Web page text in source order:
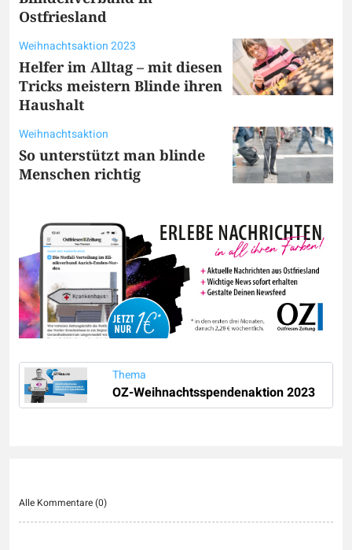
Ostfriesland
Weihnachtsaktion 2023
Helfer im Alltag – mit diesen
Tricks meistern Blinde ihren
Haushalt
Weihnachtsaktion
So unterstützt man blinde
Menschen richtig
Thema
OZ-Weihnachtsspendenaktion 2023
Alle Kommentare (0)